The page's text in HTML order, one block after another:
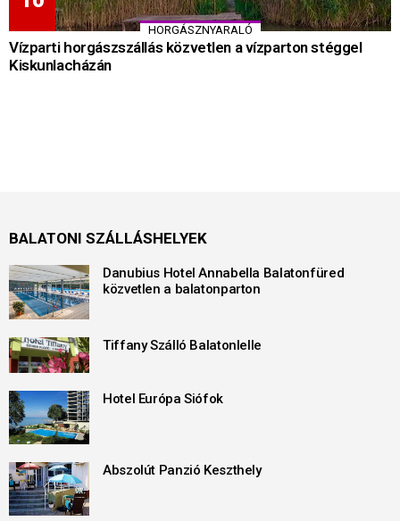
HORGÁSZNYARALÓ
Vízparti horgászszállás közvetlen a vízparton stéggel
Kiskunlacházán
BALATONI SZÁLLÁSHELYEK
Danubius Hotel Annabella Balatonfüred
közvetlen a balatonparton
Tiffany Szálló Balatonlelle
Hotel Európa Siófok
Abszolút Panzió Keszthely